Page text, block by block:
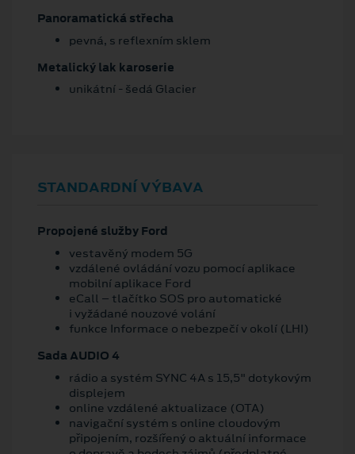
Panoramatická střecha
pevná, s reflexním sklem
Metalický lak karoserie
unikátní - šedá Glacier
STANDARDNÍ VÝBAVA
Propojené služby Ford
vestavěný modem 5G
vzdálené ovládání vozu pomocí aplikace
mobilní aplikace Ford
eCall – tlačítko SOS pro automatické
i vyžádané nouzové volání
funkce Informace o nebezpečí v okolí (LHI)
Sada AUDIO 4
rádio a systém SYNC 4A s 15,5" dotykovým
displejem
online vzdálené aktualizace (OTA)
navigační systém s online cloudovým
připojením, rozšířený o aktuální informace